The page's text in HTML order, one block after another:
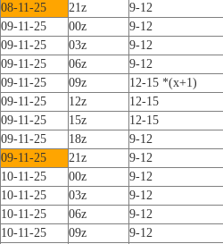
08-11-25 21z 9-12
09-11-25 00z
9-12
09-11-25 03z
9-12
09-11-25 06z
9-12
09-11-25 09z
12-15 *(x+1)
09-11-25 12z
12-15
09-11-25 15z
12-15
09-11-25 18z
9-12
09-11-25 21z 9-12
10-11-25 00z
9-12
10-11-25 03z
9-12
10-11-25 06z
9-12
10-11-25 09z
9-12